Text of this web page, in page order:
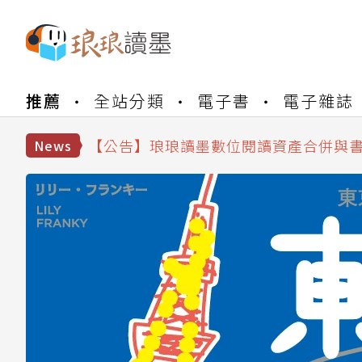
推薦 全站分類 電子書 電子雜誌
News
【公告】琅琅書店服務升級重要說明及
【公告】琅琅讀墨數位閱讀資產合併與
【公告】琅琅讀墨 3 分鐘完成書櫃開通
【公告】琅琅書店服務升級重要說明及
【公告】因 Readmoo 讀墨系統維護